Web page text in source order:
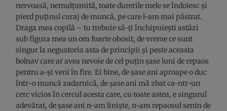
nervoasă, nemulțumită, toate durerile mele se îndoiesc și
pierd puținul curaj de muncă, pe care l-am mai păstrat.
Draga mea copilă – tu trebuie să-ți închipuiești astăzi
sub figura mea un om foarte obosit, de vreme ce sunt
singur la negustoria asta de principii și peste aceasta
bolnav care ar avea nevoie de cel puțin șase luni de repaos
pentru a-și veni în fire. Ei bine, de șase ani aproape o duc
într-o muncă zadarnică, de șase ani mă zbat ca-ntr-un
cerc vicios în cercul acesta care, cu toate astea, e singurul
adevărat, de șase ani n-am liniște, n-am repaosul senin de